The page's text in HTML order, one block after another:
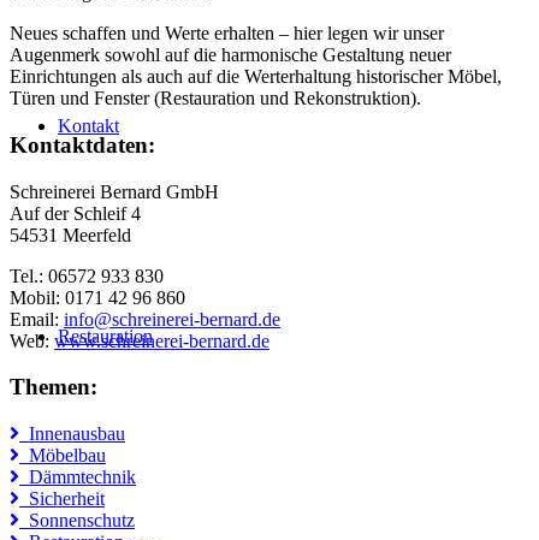
Kontakt
Restauration
Neues schaffen und Werte erhalten – hier legen wir unser
Augenmerk sowohl auf die harmonische Gestaltung neuer
Einrichtungen als auch auf die Werterhaltung historischer Möbel,
Türen und Fenster (Restauration und Rekonstruktion).
Kontaktdaten:
Schreinerei Bernard GmbH
Auf der Schleif 4
54531 Meerfeld
Tel.: 06572 933 830
Mobil: 0171 42 96 860
Email: info@schreinerei-bernard.de
Web: www.schreinerei-bernard.de
Themen:
Innenausbau
Möbelbau
Dämmtechnik
Sicherheit
Sonnenschutz